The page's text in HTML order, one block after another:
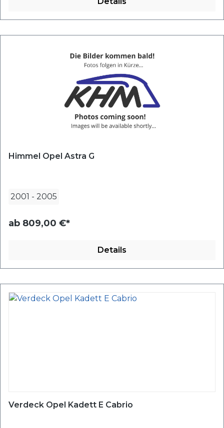
Himmel Opel Astra G
2001 - 2005
ab 809,00 €*
Details
Verdeck Opel Kadett E Cabrio